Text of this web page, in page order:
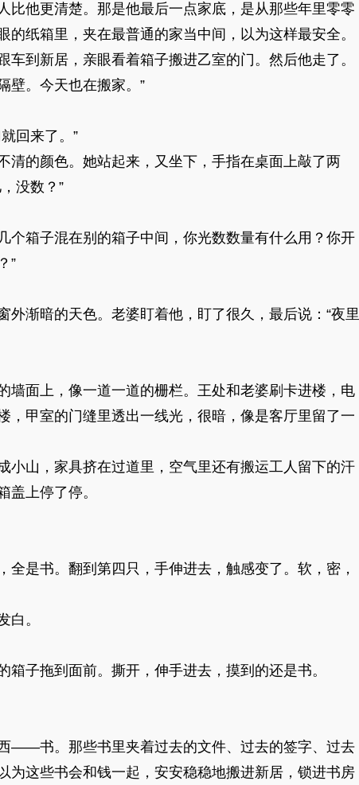
比他更清楚。那是他最后一点家底，是从那些年里零零
纸箱里，夹在最普通的家当中间，以为这样最安全。
到新居，亲眼看着箱子搬进乙室的门。然后他走了。
壁。今天也在搬家。”
回来了。”
清的颜色。她站起来，又坐下，手指在桌面上敲了两
没数？”
个箱子混在别的箱子中间，你光数数量有什么用？你开
”
渐暗的天色。老婆盯着他，盯了很久，最后说：“夜里
墙面上，像一道一道的栅栏。王处和老婆刷卡进楼，电
甲室的门缝里透出一线光，很暗，像是客厅里留了一
小山，家具挤在过道里，空气里还有搬运工人留下的汗
盖上停了停。
是书。翻到第四只，手伸进去，触感变了。软，密，
白。
子拖到面前。撕开，伸手进去，摸到的还是书。
——书。那些书里夹着过去的文件、过去的签字、过去
为这些书会和钱一起，安安稳稳地搬进新居，锁进书房